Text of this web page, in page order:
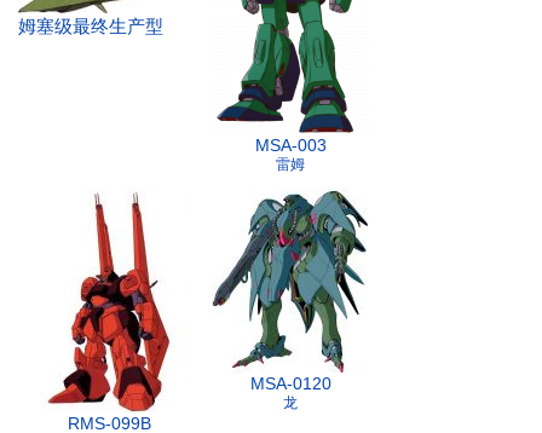
姆塞级最终生产型
MSA-003
雷姆
RMS-099B
MSA-0120
龙